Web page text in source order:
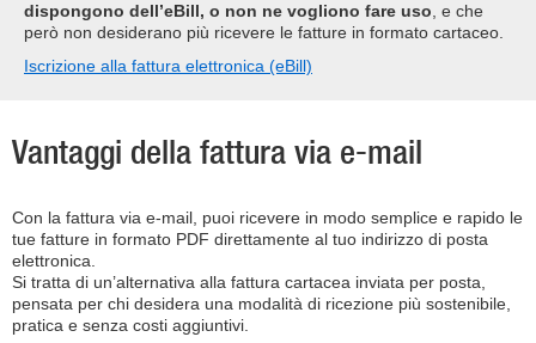
dispongono dell’eBill, o non ne vogliono fare uso , e che
però non desiderano più ricevere le fatture in formato cartaceo.
Iscrizione alla fattura elettronica (eBill)
Vantaggi della fattura via e-mail
Con la fattura via e-mail, puoi ricevere in modo semplice e rapido le
tue fatture in formato PDF direttamente al tuo indirizzo di posta
elettronica.
Si tratta di un’alternativa alla fattura cartacea inviata per posta,
pensata per chi desidera una modalità di ricezione più sostenibile,
pratica e senza costi aggiuntivi.